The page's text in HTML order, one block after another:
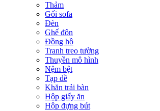
Thảm
Gối sofa
Đèn
Ghế đôn
Đồng hồ
Tranh treo tường
Thuyền mô hình
Nệm bệt
Tạp dề
Khăn trải bàn
Hộp giấy ăn
Hộp đựng bút